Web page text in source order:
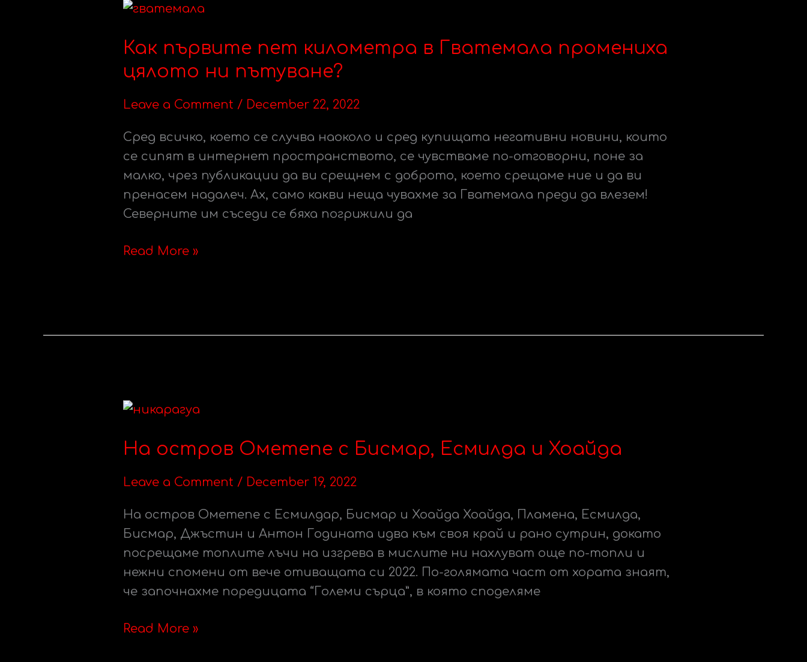
Как първите пет километра в Гватемала промениха
цялото ни пътуване?
Leave a Comment / December 22, 2022
Сред всичко, което се случва наоколо и сред купищата негативни новини, които
се сипят в интернет пространството, се чувстваме по-отговорни, поне за
малко, чрез публикации да ви срещнем с доброто, което срещаме ние и да ви
пренасем надалеч. Ах, само какви неща чувахме за Гватемала преди да влезем!
Северните им съседи се бяха погрижили да
Как
пет
километра
Гватемала
цялото
ни
пътуване?
Read More »
На остров Ометепе с Бисмар, Есмилда и Хоайда
Leave a Comment / December 19, 2022
На остров Ометепе с Есмилдар, Бисмар и Хоайда Хоайда, Пламена, Есмилда,
Бисмар, Джъстин и Антон Годината идва към своя край и рано сутрин, докато
посрещаме топлите лъчи на изгрева в мислите ни нахлуват още по-топли и
нежни спомени от вече отиващата си 2022. По-голямата част от хората знаят,
че започнахме поредицата “Големи сърца”, в която споделяме
На
Ометепе
Бисмар,
Хоайда
Read More »